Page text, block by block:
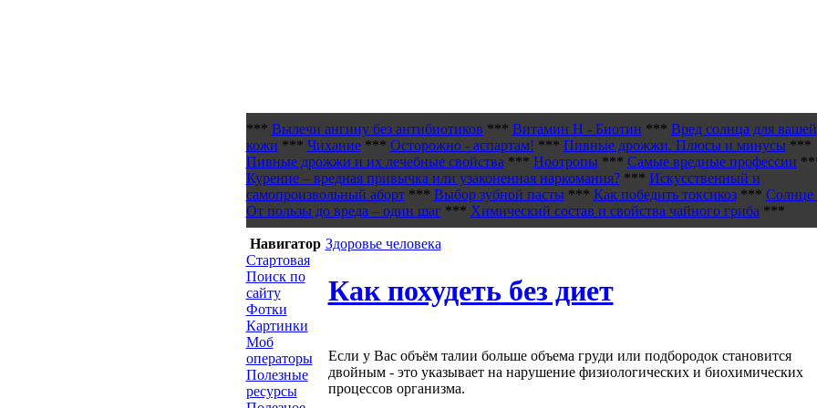
*** Вылечи ангину без антибиотиков *** Витамин H - Биотин *** Вред солнца для вашей
кожи *** Чихание*** Осторожно - аспартам! *** Пивные дрожжи. Плюсы и минусы***
Пивные дрожжи и их лечебные свойства *** Ноотропы*** Самые вредные профессии
Курение – вредная привычка или узаконенная наркомания?*** Искусственный и
самопроизвольный аборт*** Выбор зубной пасты*** Как победить токсикоз*** Солнце
От пользы до вреда – один шаг*** Химический состав и свойства чайного гриба ***
Навигатор
Стартовая
Поиск по
сайту
Фотки
Картинки
Моб
операторы
Полезные
ресурсы
Здоровье человека
Как похудеть без диет
Если у Вас объём талии больше объема груди или подбородок становится
двойным - это указывает на нарушение физиологических и биохимических
процессов организма.